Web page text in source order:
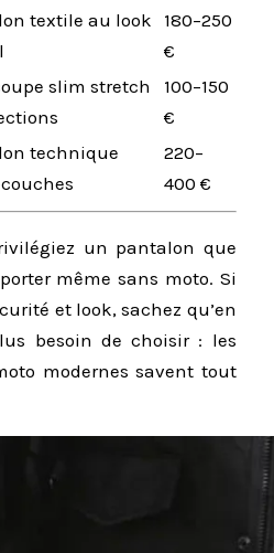
textile au look
180–250
€
slim stretch
100–150
€
technique
220–
400 €
un pantalon que
même sans moto. Si
et look, sachez qu’en
besoin de choisir : les
modernes savent tout